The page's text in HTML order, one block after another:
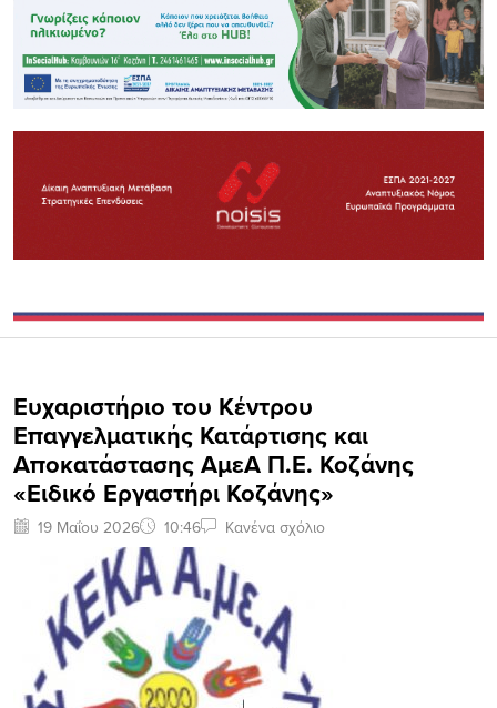
Ευχαριστήριο του Κέντρου
Επαγγελματικής Κατάρτισης και
Αποκατάστασης ΑμεΑ Π.Ε. Κοζάνης
«Ειδικό Εργαστήρι Κοζάνης»
19 Μαΐου 2026 10:46 Κανένα σχόλιο